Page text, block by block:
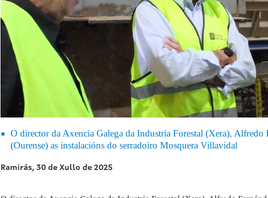
O director da Axencia Galega da Industria Forestal (Xera), Alfredo
(Ourense) as instalacións do serradoiro Mosquera Villavidal
Ramirás, 30 de Xullo de 2025